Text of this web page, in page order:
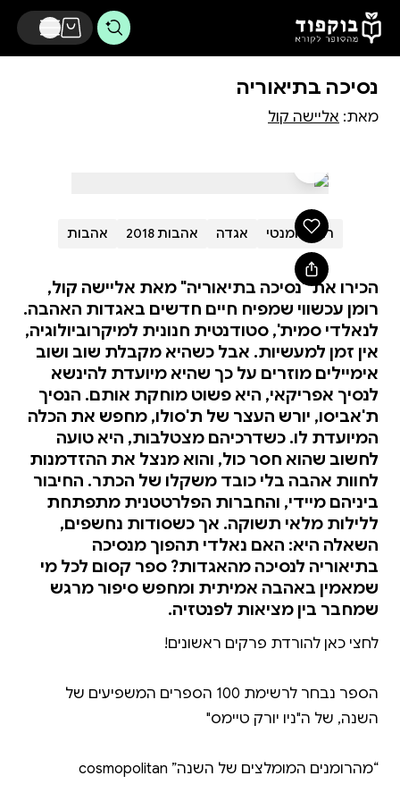
דלג לתוכן הראשי
נסיכה בתיאוריה
מאת: אליישה קול
רומן רומנטי אגדה אהבות 2018 אהבות
הכירו את "נסיכה בתיאוריה" מאת אליישה קול,
רומן עכשווי שמפיח חיים חדשים באגדות האהבה.
לנאלדי סמית', סטודנטית חנונית למיקרוביולוגיה,
אין זמן למעשיות. אבל כשהיא מקבלת שוב ושוב
אימיילים מוזרים על כך שהיא מיועדת להינשא
לנסיך אפריקאי, היא פשוט מוחקת אותם. הנסיך
ת'אביסו, יורש העצר של ת'סולו, מחפש את הכלה
המיועדת לו. כשדרכיהם מצטלבות, היא טועה
לחשוב שהוא חסר כול, והוא מנצל את ההזדמנות
לחוות אהבה בלי כובד משקלו של הכתר. החיבור
ביניהם מיידי, והחברות הפלרטטנית מתפתחת
ללילות מלאי תשוקה. אך כשסודות נחשפים,
השאלה היא: האם נאלדי תהפוך מנסיכה
בתיאוריה לנסיכה מהאגדות? ספר קסום לכל מי
שמאמין באהבה אמיתית ומחפש סיפור מרגש
שמחבר בין מציאות לפנטזיה.
הספר נבחר לרשימת 100 הספרים המשפיעים של